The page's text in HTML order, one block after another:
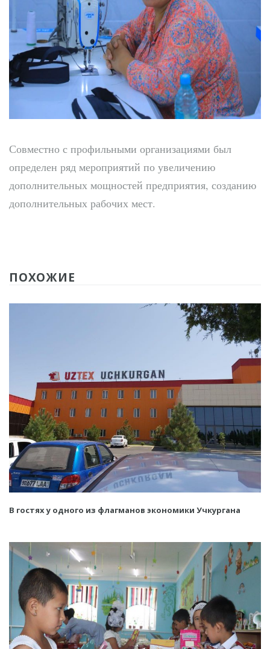
Совместно с профильными организациями был
определен ряд мероприятий по увеличению
дополнительных мощностей предприятия, созданию
дополнительных рабочих мест.
ПОХОЖИЕ
В гостях у одного из флагманов экономики Учкургана